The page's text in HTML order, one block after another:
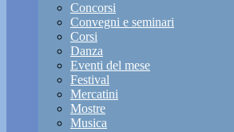
Concorsi
Convegni e seminari
Corsi
Danza
Eventi del mese
Festival
Mercatini
Mostre
Musica